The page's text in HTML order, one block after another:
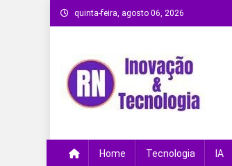
Skip
to
quinta-feira, agosto 06, 2026
Home Tecnologia IA